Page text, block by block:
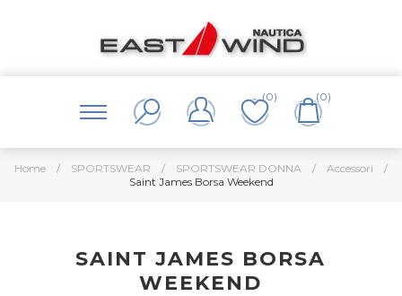
(0) (0)
Home / SPORTSWEAR / SPORTSWEAR DONNA / Accessori
/
Saint James Borsa Weekend
SAINT JAMES BORSA
WEEKEND